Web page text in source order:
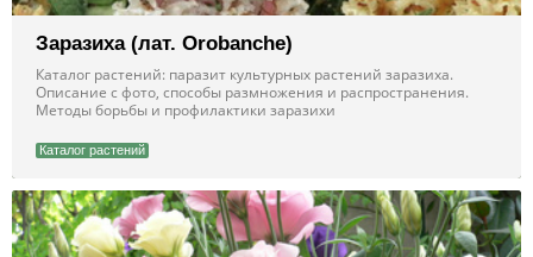
Заразиха (лат. Orobanche)
Каталог растений: паразит культурных растений заразиха.
Описание с фото, способы размножения и распространения.
Методы борьбы и профилактики заразихи
Каталог растений